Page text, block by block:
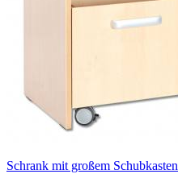
Schrank mit großem Schubkasten